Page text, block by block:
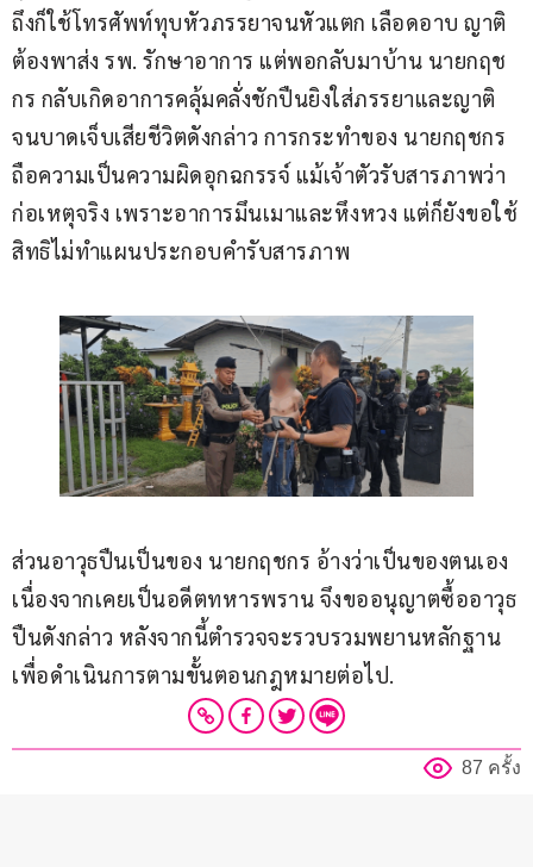
ถึงก็ใช้โทรศัพท์ทุบหัวภรรยาจนหัวแตก เลือดอาบ ญาติ
ต้องพาส่ง รพ. รักษาอาการ แต่พอกลับมาบ้าน นายกฤช
กร กลับเกิดอาการคลุ้มคลั่งชักปืนยิงใส่ภรรยาและญาติ
จนบาดเจ็บเสียชีวิตดังกล่าว การกระทำของ นายกฤชกร
ถือความเป็นความผิดอุกฉกรรจ์ แม้เจ้าตัวรับสารภาพว่า
ก่อเหตุจริง เพราะอาการมึนเมาและหึงหวง แต่ก็ยังขอใช้
สิทธิไม่ทำแผนประกอบคำรับสารภาพ
ส่วนอาวุธปืนเป็นของ นายกฤชกร อ้างว่าเป็นของตนเอง
เนื่องจากเคยเป็นอดีตทหารพราน จึงขออนุญาตซื้ออาวุธ
ปืนดังกล่าว หลังจากนี้ตำรวจจะรวบรวมพยานหลักฐาน
เพื่อดำเนินการตามขั้นตอนกฎหมายต่อไป.
87 ครั้ง